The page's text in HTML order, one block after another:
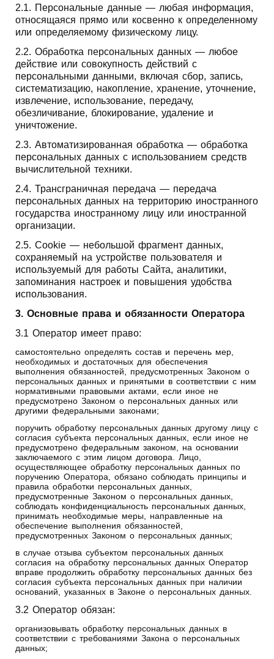
2.1. Персональные данные — любая информация,
относящаяся прямо или косвенно к определенному
или определяемому физическому лицу.
2.2. Обработка персональных данных — любое
действие или совокупность действий с
персональными данными, включая сбор, запись,
систематизацию, накопление, хранение, уточнение,
извлечение, использование, передачу,
обезличивание, блокирование, удаление и
уничтожение.
2.3. Автоматизированная обработка — обработка
персональных данных с использованием средств
вычислительной техники.
2.4. Трансграничная передача — передача
персональных данных на территорию иностранного
государства иностранному лицу или иностранной
организации.
2.5. Cookie — небольшой фрагмент данных,
сохраняемый на устройстве пользователя и
используемый для работы Сайта, аналитики,
запоминания настроек и повышения удобства
использования.
3. Основные права и обязанности Оператора
3.1 Оператор имеет право:
самостоятельно определять состав и перечень мер,
необходимых и достаточных для обеспечения
выполнения обязанностей, предусмотренных Законом о
персональных данных и принятыми в соответствии с ним
нормативными правовыми актами, если иное не
предусмотрено Законом о персональных данных или
другими федеральными законами;
поручить обработку персональных данных другому лицу с
согласия субъекта персональных данных, если иное не
предусмотрено федеральным законом, на основании
заключаемого с этим лицом договора. Лицо,
осуществляющее обработку персональных данных по
поручению Оператора, обязано соблюдать принципы и
правила обработки персональных данных,
предусмотренные Законом о персональных данных,
соблюдать конфиденциальность персональных данных,
принимать необходимые меры, направленные на
обеспечение выполнения обязанностей,
предусмотренных Законом о персональных данных;
в случае отзыва субъектом персональных данных
согласия на обработку персональных данных Оператор
вправе продолжить обработку персональных данных без
согласия субъекта персональных данных при наличии
оснований, указанных в Законе о персональных данных.
3.2 Оператор обязан:
организовывать обработку персональных данных в
соответствии с требованиями Закона о персональных
данных;